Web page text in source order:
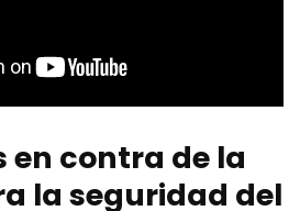
en contra de la
la seguridad del